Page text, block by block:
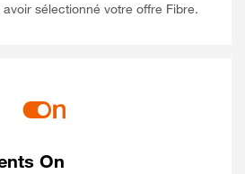
sélectionné votre offre Fibre.
On